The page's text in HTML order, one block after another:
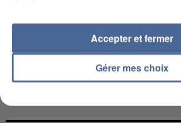
Gérer mes choix
Accepter et fermer